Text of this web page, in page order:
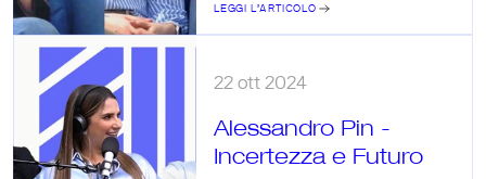
LEGGI L’ARTICOLO
22 ott 2024
Alessandro Pin -
Incertezza e Futuro